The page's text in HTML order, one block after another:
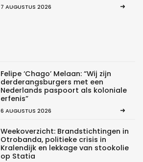
7 AUGUSTUS 2026
Felipe ‘Chago’ Melaan: “Wij zijn
derderangsburgers met een
Nederlands paspoort als koloniale
erfenis”
6 AUGUSTUS 2026
Weekoverzicht: Brandstichtingen in
Otrobanda, politieke crisis in
Kralendijk en lekkage van stookolie
op Statia